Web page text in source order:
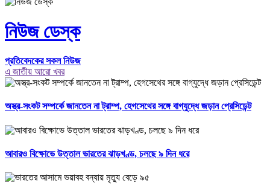
নিউজ ডেস্ক
প্রতিবেদকের সকল নিউজ
এ জাতীয় আরো খবর
অস্ত্র-সংকট সম্পর্কে জানতেন না ট্রাম্প, হেগসেথের সঙ্গে বাগ্‌যুদ্ধে জড়ান প্রেসিডেন্ট
আবারও বিক্ষোভে উত্তাল ভারতের ঝাড়খণ্ড, চলছে ৯ দিন ধরে